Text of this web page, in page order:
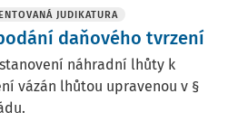
JUDIKATURA
daňového tvrzení
náhradní lhůty k
vázán lhůtou upravenou v §